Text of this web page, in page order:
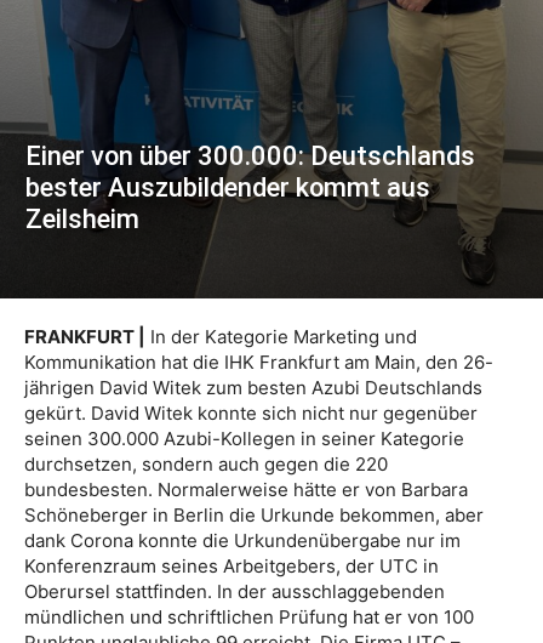
Einer von über 300.000: Deutschlands
bester Auszubildender kommt aus
Zeilsheim
FRANKFURT |
In der Kategorie Marketing und
Kommunikation hat die IHK Frankfurt am Main, den 26-
jährigen David Witek zum besten Azubi Deutschlands
gekürt. David Witek konnte sich nicht nur gegenüber
seinen 300.000 Azubi-Kollegen in seiner Kategorie
durchsetzen, sondern auch gegen die 220
bundesbesten. Normalerweise hätte er von Barbara
Schöneberger in Berlin die Urkunde bekommen, aber
dank Corona konnte die Urkundenübergabe nur im
Konferenzraum seines Arbeitgebers, der UTC in
Oberursel stattfinden. In der ausschlaggebenden
mündlichen und schriftlichen Prüfung hat er von 100